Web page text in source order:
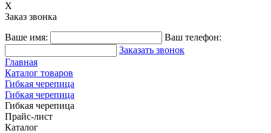
X
Заказ звонка
Ваше имя:
Ваш телефон:
Заказать звонок
Главная
Каталог товаров
Гибкая черепица
Гибкая черепица
Гибкая черепица
Прайс-лист
Каталог